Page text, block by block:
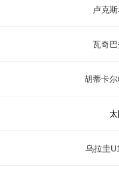
卢克
瓦奇
胡蒂卡尔
乌拉圭